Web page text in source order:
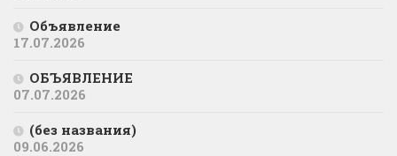
Объявление
17.07.2026
ОБЪЯВЛЕНИЕ
07.07.2026
(без названия)
09.06.2026